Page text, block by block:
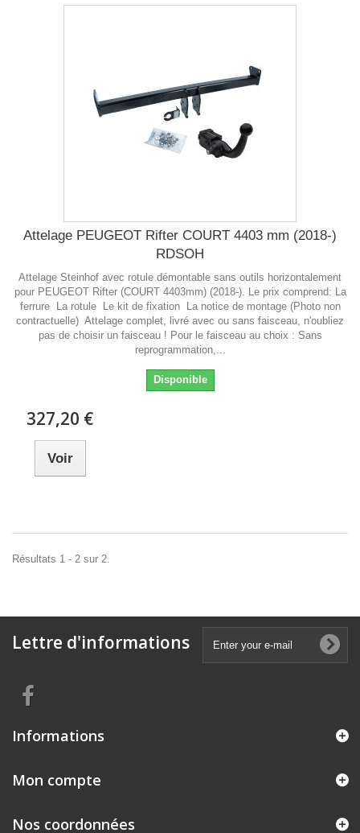
Attelage PEUGEOT Rifter COURT 4403 mm (2018-)
RDSOH
Attelage Steinhof avec rotule démontable sans outils horizontalement
pour PEUGEOT Rifter (COURT 4403mm) (2018-). Le prix comprend: La
ferrure La rotule Le kit de fixation La notice de montage (Photo non
contractuelle) Attelage complet, livré avec ou sans faisceau, n'oubliez
pas de choisir un faisceau ! Pour le faisceau au choix : Sans
reprogrammation,...
Disponible
327,20 €
Voir
Résultats 1 - 2 sur 2.
Lettre d'informations
Informations
Mon compte
Nos coordonnées